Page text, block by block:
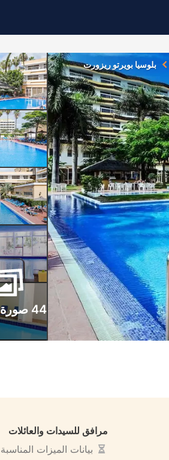
بلوسيا بويرتو ريزورت
44 صورة إضافية
مرافق للسيدات والعائلات
بيانات الميزات